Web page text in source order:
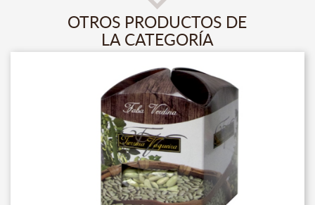
OTROS PRODUCTOS DE
LA CATEGORÍA